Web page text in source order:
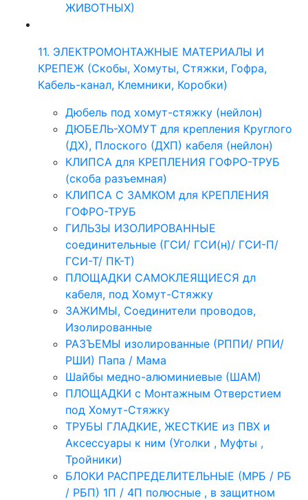
ЖИВОТНЫХ)
11. ЭЛЕКТРОМОНТАЖНЫЕ МАТЕРИАЛЫ И
КРЕПЕЖ (Скобы, Хомуты, Стяжки, Гофра,
Кабель-канал, Клемники, Коробки)
Дюбель под хомут-стяжку (нейлон)
ДЮБЕЛЬ-ХОМУТ для крепления Круглого
(ДХ), Плоского (ДХП) кабеля (нейлон)
КЛИПСА для КРЕПЛЕНИЯ ГОФРО-ТРУБ
(скоба разъемная)
КЛИПСА С ЗАМКОМ для КРЕПЛЕНИЯ
ГОФРО-ТРУБ
ГИЛЬЗЫ ИЗОЛИРОВАННЫЕ
соединительные (ГСИ/ ГСИ(н)/ ГСИ-П/
ГСИ-Т/ ПК-Т)
ПЛОЩАДКИ САМОКЛЕЯЩИЕСЯ дл
кабеля, под Хомут-Стяжку
ЗАЖИМЫ, Соединители проводов,
Изолированные
РАЗЪЕМЫ изолированные (РППИ/ РПИ/
РШИ) Папа / Мама
Шайбы медно-алюминиевые (ШАМ)
ПЛОЩАДКИ с Монтажным Отверстием
под Хомут-Стяжку
ТРУБЫ ГЛАДКИЕ, ЖЕСТКИЕ из ПВХ и
Аксессуары к ним (Уголки , Муфты ,
Тройники)
БЛОКИ РАСПРЕДЕЛИТЕЛЬНЫЕ (МРБ / РБ
/ РБП) 1П / 4П полюсные , в защитном